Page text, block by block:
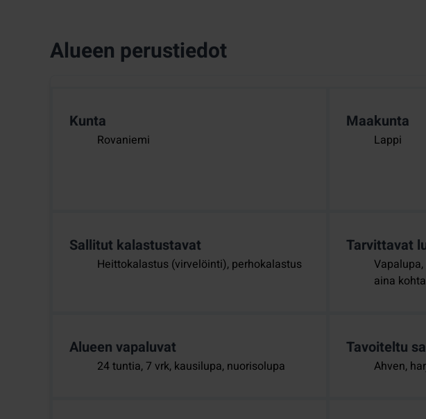
Alueen perustiedot
Kunta
Rovaniemi
Maakunta
Lappi
Sallitut kalastustavat
Heittokalastus (virvelöinti), perhokalastus
Tarvittavat
aina
Alueen vapaluvat
24 tuntia, 7 vrk, kausilupa, nuorisolupa
Tavoiteltu
Ahven,